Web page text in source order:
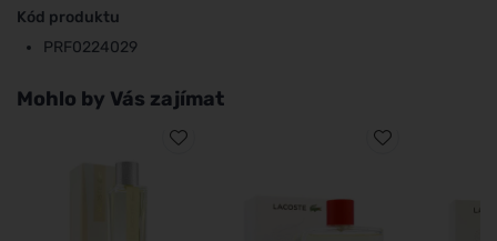
Kód produktu
PRF0224029
Mohlo by Vás zajímat